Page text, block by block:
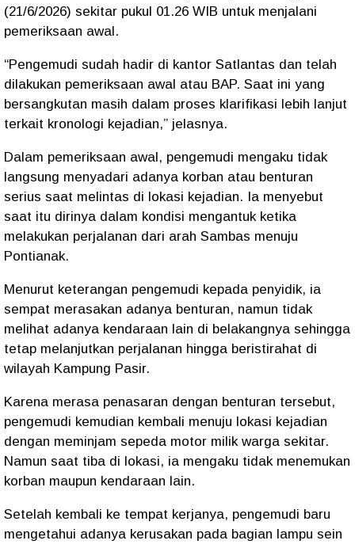
(21/6/2026) sekitar pukul 01.26 WIB untuk menjalani
pemeriksaan awal.
“Pengemudi sudah hadir di kantor Satlantas dan telah
dilakukan pemeriksaan awal atau BAP. Saat ini yang
bersangkutan masih dalam proses klarifikasi lebih lanjut
terkait kronologi kejadian,” jelasnya.
Dalam pemeriksaan awal, pengemudi mengaku tidak
langsung menyadari adanya korban atau benturan
serius saat melintas di lokasi kejadian. Ia menyebut
saat itu dirinya dalam kondisi mengantuk ketika
melakukan perjalanan dari arah Sambas menuju
Pontianak.
Menurut keterangan pengemudi kepada penyidik, ia
sempat merasakan adanya benturan, namun tidak
melihat adanya kendaraan lain di belakangnya sehingga
tetap melanjutkan perjalanan hingga beristirahat di
wilayah Kampung Pasir.
Karena merasa penasaran dengan benturan tersebut,
pengemudi kemudian kembali menuju lokasi kejadian
dengan meminjam sepeda motor milik warga sekitar.
Namun saat tiba di lokasi, ia mengaku tidak menemukan
korban maupun kendaraan lain.
Setelah kembali ke tempat kerjanya, pengemudi baru
mengetahui adanya kerusakan pada bagian lampu sein